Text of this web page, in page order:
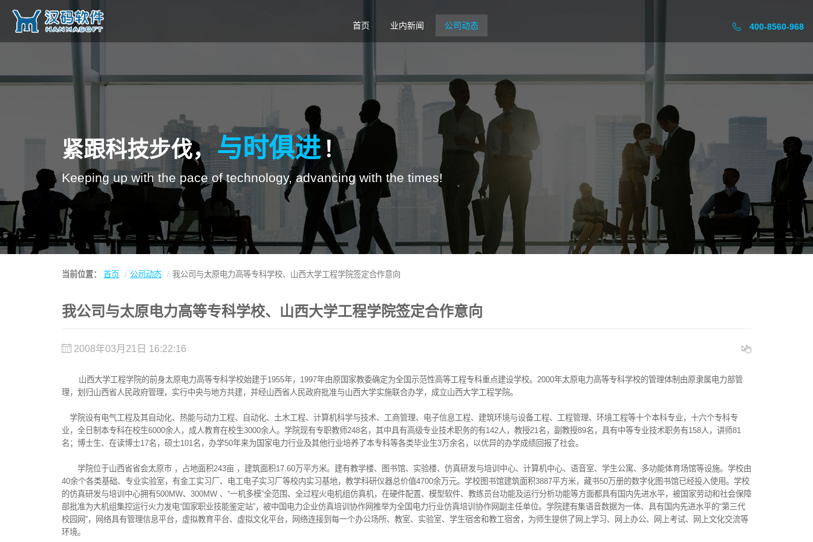
首页 业内新闻 公司动态 400-8560-968
紧跟科技步伐，与时俱进 ！
Keeping up with the pace of technology, advancing with the times!
当前位置： 首页 公司动态 我公司与太原电力高等专科学校、山西大学工程学院签定合作意向
我公司与太原电力高等专科学校、山西大学工程学院签定合作意向
2008年03月21日 16:22:16
山西大学工程学院的前身太原电力高等专科学校始建于1955年，1997年由原国家教委确定为全国示范性高等工程专科重点建设学校。2000年太原电力高等专科学校的管理体制由原隶属电力部管
理，划归山西省人民政府管理，实行中央与地方共建，并经山西省人民政府批准与山西大学实施联合办学，成立山西大学工程学院。
学院设有电气工程及其自动化、热能与动力工程、自动化、土木工程、计算机科学与技术、工商管理、电子信息工程、建筑环境与设备工程、工程管理、环境工程等十个本科专业，十六个专科专
业，全日制本专科在校生6000余人，成人教育在校生3000余人。学院现有专职教师248名，其中具有高级专业技术职务的有142人，教授21名，副教授89名，具有中等专业技术职务有158人，讲师81
名；博士生、在读博士17名，硕士101名，办学50年来为国家电力行业及其他行业培养了本专科等各类毕业生3万余名，以优异的办学成绩回报了社会。
学院位于山西省省会太原市 ，占地面积243亩 ，建筑面积17.60万平方米。建有教学楼、图书馆、实验楼、仿真研发与培训中心、计算机中心、语音室、学生公寓、多功能体育场馆等设施。学校由
40余个各类基础、专业实验室，有金工实习厂、电工电子实习厂等校内实习基地，教学科研仪器总价值4700余万元。学校图书馆建筑面积3887平方米，藏书50万册的数字化图书馆已经投入使用。学校
的仿真研发与培训中心拥有500MW、300MW 、“一机多模”全范围、全过程火电机组仿真机，在硬件配置、模型软件、教练员台功能及运行分析功能等方面都具有国内先进水平，被国家劳动和社会保障
部批准为大机组集控运行火力发电“国家职业技能鉴定站”，被中国电力企业仿真培训协作网推举为全国电力行业仿真培训协作网副主任单位。学院建有集语音数据为一体、具有国内先进水平的“第三代
校园网”，网络具有管理信息平台，虚拟教育平台、虚拟文化平台，网络连接到每一个办公场所、教室、实验室、学生宿舍和教工宿舍，为师生提供了网上学习、网上办公、网上考试、网上文化交流等
环境。